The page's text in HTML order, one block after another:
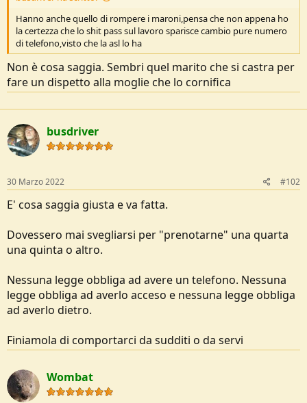
s
i
o
n
e
Hanno anche quello di rompere i maroni,pensa che non appena ho
la certezza che lo shit pass sul lavoro sparisce cambio pure numero
di telefono,visto che la asl lo ha
Non è cosa saggia. Sembri quel marito che si castra per
fare un dispetto alla moglie che lo cornifica
busdriver
30 Marzo 2022 #102
E' cosa saggia giusta e va fatta.
Dovessero mai svegliarsi per "prenotarne" una quarta
una quinta o altro.
Nessuna legge obbliga ad avere un telefono. Nessuna
legge obbliga ad averlo acceso e nessuna legge obbliga
ad averlo dietro.
Finiamola di comportarci da sudditi o da servi
Wombat